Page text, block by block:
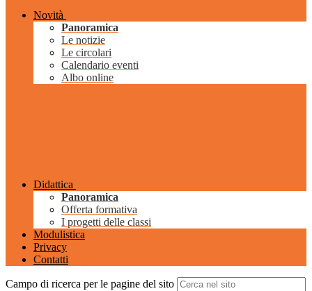
Novità
Panoramica
Le notizie
Le circolari
Calendario eventi
Albo online
Didattica
Panoramica
Offerta formativa
I progetti delle classi
Modulistica
Privacy
Contatti
Campo di ricerca per le pagine del sito